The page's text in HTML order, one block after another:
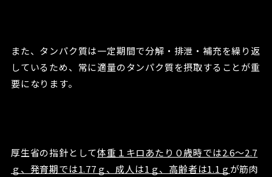
また、タンパク質は一定期間で分解・排泄・補充を繰り返
しているため、常に適量のタンパク質を摂取することが重
要になります。
厚生省の指針として体重１キロあたり０歳時では2.6～2.7
ｇ、発育期では1.77ｇ、成人は1ｇ、高齢者は1.1ｇが筋肉